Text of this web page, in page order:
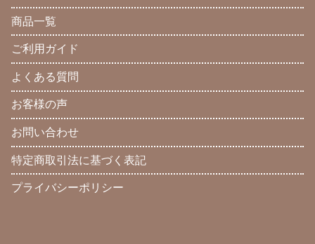
商品一覧
ご利用ガイド
よくある質問
お客様の声
お問い合わせ
特定商取引法に基づく表記
プライバシーポリシー